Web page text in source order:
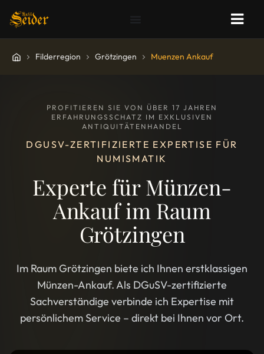
Filderregion Grötzingen Muenzen Ankauf
PROFITIEREN SIE VON ÜBER 17 JAHREN
ERFAHRUNGSSCHATZ IM EXKLUSIVEN
ANTIQUITÄTENHANDEL
DGUSV-ZERTIFIZIERTE EXPERTISE FÜR
NUMISMATIK
Experte für Münzen-
Ankauf im Raum
Grötzingen
Im Raum Grötzingen biete ich Ihnen erstklassigen
Münzen-Ankauf. Als DGuSV-zertifizierte
Sachverständige verbinde ich Expertise mit
persönlichem Service – direkt bei Ihnen vor Ort.